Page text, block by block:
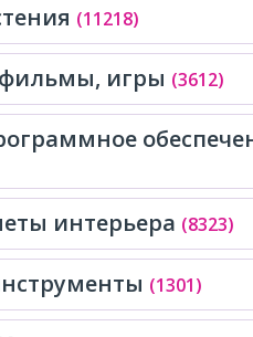
(11218)
игры (3612)
интерьера (8323)
(1301)